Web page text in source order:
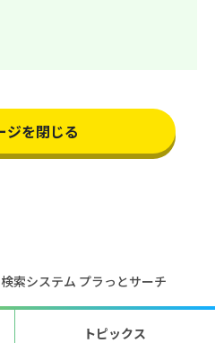
ジを閉じる
索システム プラっとサーチ
トピックス